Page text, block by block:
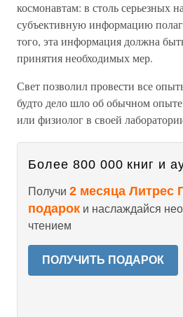
космонавтам: в столь серьезных
субъективную информацию
того, эта информация должна
принятия необходимых мер.
Свет позволил провести все
будто дело шло об обычном
или физиолог в своей
Более 800 000 книг и
Получи 2 месяца Литрес
подарок и наслаждайся
чтением
ПОЛУЧИТЬ ПОДАРОК